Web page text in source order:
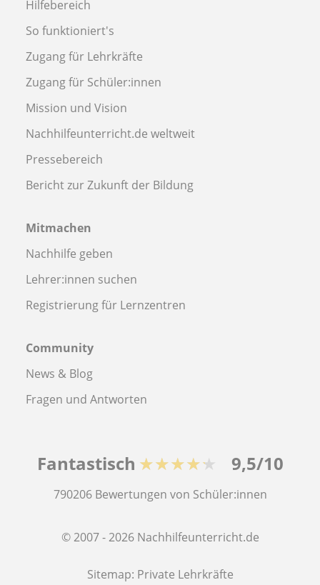
Hilfebereich
So funktioniert's
Zugang für Lehrkräfte
Zugang für Schüler:innen
Mission und Vision
Nachhilfeunterricht.de weltweit
Pressebereich
Bericht zur Zukunft der Bildung
Mitmachen
Nachhilfe geben
Lehrer:innen suchen
Registrierung für Lernzentren
Community
News & Blog
Fragen und Antworten
Fantastisch ★★★★★ 9,5/10
790206 Bewertungen von Schüler:innen
© 2007 - 2026 Nachhilfeunterricht.de
Sitemap: Private Lehrkräfte